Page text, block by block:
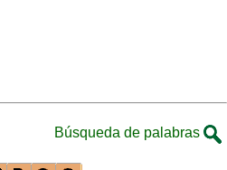
Búsqueda de palabras